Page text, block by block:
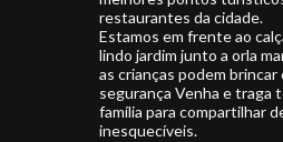
restaurantes da cidade.
Estamos em frente ao
lindo jardim junto a orla
as crianças podem brincar
segurança Venha e traga
família para compartilhar
inesquecíveis.